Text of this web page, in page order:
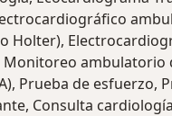
Holter),
Monitoreo ambulatorio
Prueba de esfuerzo,
Consulta